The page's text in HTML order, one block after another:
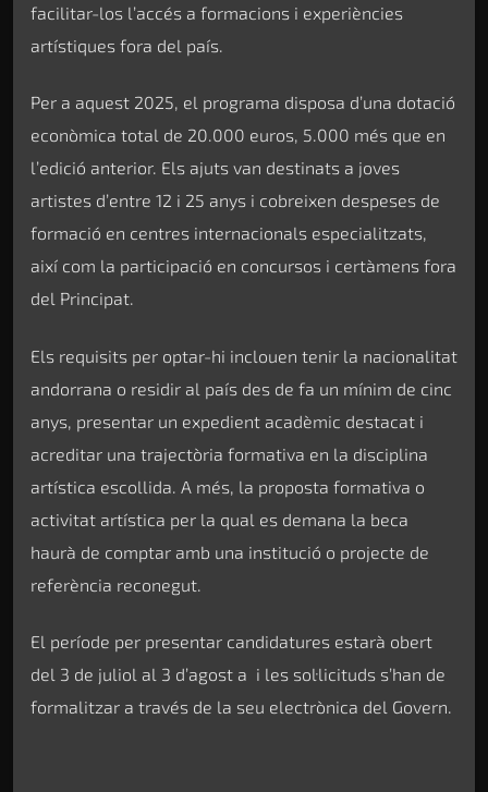
facilitar-los l’accés a formacions i experiències
artístiques fora del país.
Per a aquest 2025, el programa disposa d’una dotació
econòmica total de 20.000 euros, 5.000 més que en
l’edició anterior. Els ajuts van destinats a joves
artistes d’entre 12 i 25 anys i cobreixen despeses de
formació en centres internacionals especialitzats,
així com la participació en concursos i certàmens fora
del Principat.
Els requisits per optar-hi inclouen tenir la nacionalitat
andorrana o residir al país des de fa un mínim de cinc
anys, presentar un expedient acadèmic destacat i
acreditar una trajectòria formativa en la disciplina
artística escollida. A més, la proposta formativa o
activitat artística per la qual es demana la beca
haurà de comptar amb una institució o projecte de
referència reconegut.
El període per presentar candidatures estarà obert
del 3 de juliol al 3 d’agost a i les sol·licituds s’han de
formalitzar a través de la seu electrònica del Govern.